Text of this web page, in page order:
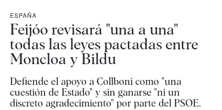
ESPAÑA
Feijóo revisará "una a una"
todas las leyes pactadas entre
Moncloa y Bildu
Defiende el apoyo a Collboni como "una
cuestión de Estado" y sin ganarse "ni un
discreto agradecimiento" por parte del PSOE.